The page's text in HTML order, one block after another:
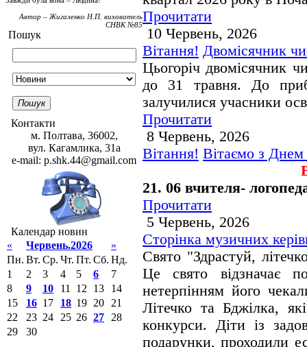
Автор – Жигаленко Н.П. вихователь
СНВК №85
Пошук
Пошук
Контакти
м. Полтава, 36002,
вул. Кагамлика, 31а
e-mail: p.shk.44@gmail.com
Календар новин
«
Червень.2026
»
Пн. Вт. Ср. Чт. Пт. Сб. Нд.
1
2 3 4 5 6
7
8
9 10 11 12 13
14
15
16 17 18 19 20
21
22
23 24 25 26 27
28
29
30
Прочитати
10 Червень, 2026
Вітання! Двомісячник
Цьогоріч двомісячник
до 31 травня. До
залучилися учасники
Прочитати
8 Червень, 2026
Вітання! Вітаємо з
21. 06 вчителя-
Прочитати
5 Червень, 2026
Сторінка музичних
Свято "Здрастуй,
Це свято відзначає
нетерпінням його
Літечко та Бджілка,
конкурси. Діти із
подарунки, проходили